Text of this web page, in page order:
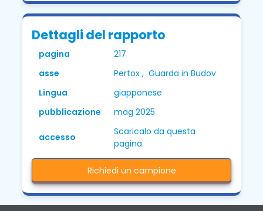
Dettagli del rapporto
pagina
217
asse
Pertox , Guarda in Budov
Lingua
giapponese
pubblicazione
mag 2025
accesso
Scaricalo da questa
pagina.
Richiedi un campione